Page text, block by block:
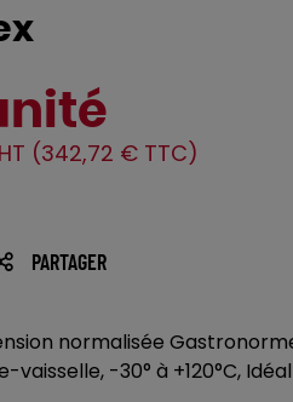
(342,72 € TTC)
PARTAGER
normalisée
-30° à +120°C,